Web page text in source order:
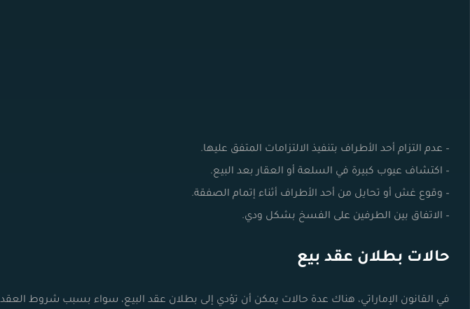
– عدم التزام أحد الأطراف بتنفيذ الالتزامات المتفق عليها.
– اكتشاف عيوب كبيرة في السلعة أو العقار بعد البيع.
– وقوع غش أو تحايل من أحد الأطراف أثناء إتمام الصفقة.
– الاتفاق بين الطرفين على الفسخ بشكل ودي.
حالات بطلان عقد بيع
في القانون الإماراتي، هناك عدة حالات يمكن أن تؤدي إلى بطلان عقد البيع، سواء بسبب شروط